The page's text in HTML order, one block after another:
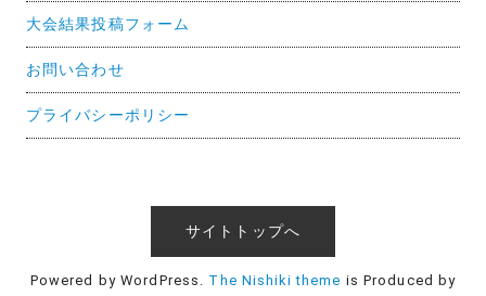
大会結果投稿フォーム
お問い合わせ
プライバシーポリシー
サイトトップへ
Powered by WordPress. The Nishiki theme is Produced by